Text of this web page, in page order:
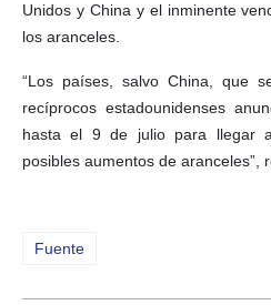
Unidos y China y el inminente
los aranceles.
“Los países, salvo China, que
recíprocos estadounidenses
hasta el 9 de julio para llegar
posibles aumentos de aranceles”,
Fuente